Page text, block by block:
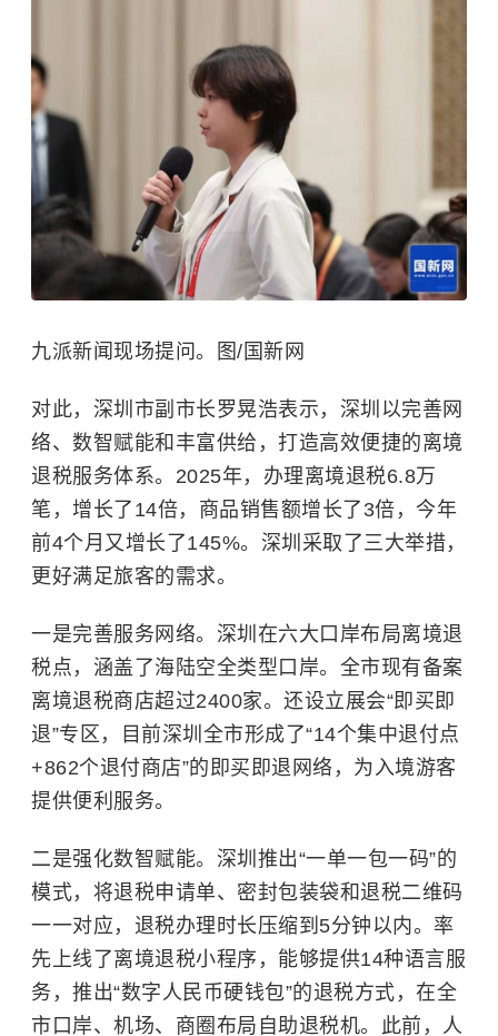
九派新闻现场提问。图/国新网
对此，深圳市副市长罗晃浩表示，深圳以完善网
络、数智赋能和丰富供给，打造高效便捷的离境
退税服务体系。2025年，办理离境退税6.8万
笔，增长了14倍，商品销售额增长了3倍，今年
前4个月又增长了145%。深圳采取了三大举措，
更好满足旅客的需求。
一是完善服务网络。深圳在六大口岸布局离境退
税点，涵盖了海陆空全类型口岸。全市现有备案
离境退税商店超过2400家。还设立展会“即买即
退”专区，目前深圳全市形成了“14个集中退付点
+862个退付商店”的即买即退网络，为入境游客
提供便利服务。
二是强化数智赋能。深圳推出“一单一包一码”的
模式，将退税申请单、密封包装袋和退税二维码
一一对应，退税办理时长压缩到5分钟以内。率
先上线了离境退税小程序，能够提供14种语言服
务，推出“数字人民币硬钱包”的退税方式，在全
市口岸、机场、商圈布局自助退税机。此前，人